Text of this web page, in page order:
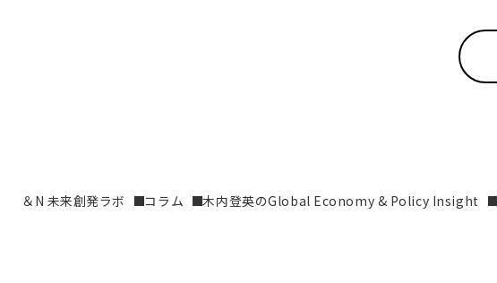
＆N 未来創発ラボ コラム 木内登英のGlobal Economy & Policy Insight